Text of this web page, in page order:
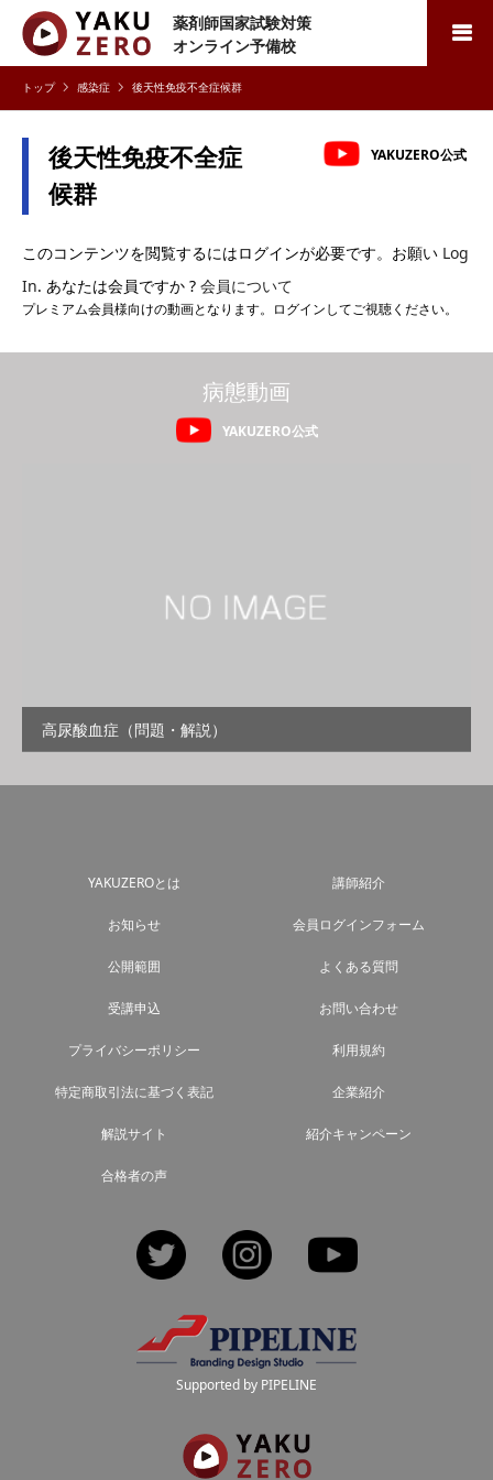
薬剤師国家試験対策
オンライン予備校
検索
感染症 後天性免疫不全症候群
後天性免疫不全症
候群
YAKUZERO公式
このコンテンツを閲覧するにはログインが必要です。お願い Log
In. あなたは会員ですか ? 会員について
プレミアム会員様向けの動画となります。ログインしてご視聴ください。
YAKUZERO公式
病態動画
高尿酸血症（問題・解説）
YAKUZEROとは 講師紹介
お知らせ 会員ログインフォーム
公開範囲 よくある質問
受講申込 お問い合わせ
プライバシーポリシー 利用規約
特定商取引法に基づく表記 企業紹介
解説サイト 紹介キャンペーン
合格者の声
Twitter Instagram
Supported by PIPELINE